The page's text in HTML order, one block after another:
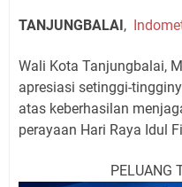
TANJUNGBALAI,
Wali Kota Tanjungbalai,
apresiasi setinggi-
atas keberhasilan
perayaan Hari Raya Idul
PELUANG